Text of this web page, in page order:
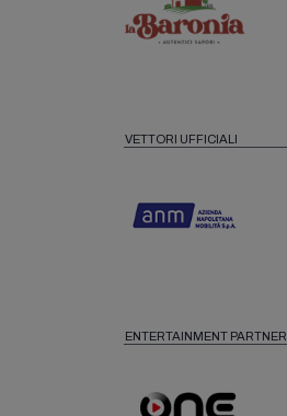
VETTORI UFFICIALI
ENTERTAINMENT PARTNER